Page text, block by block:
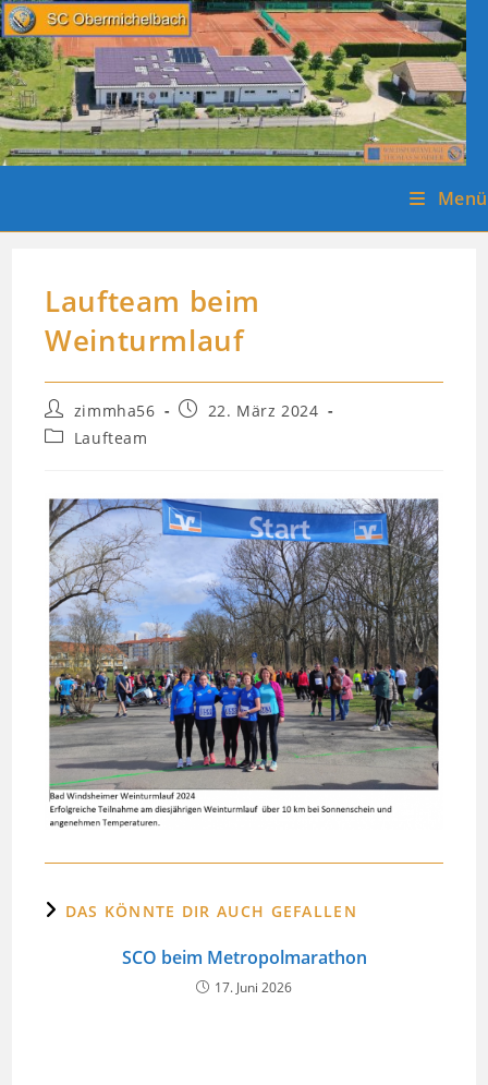
Zum
Inhalt
springen
Menü
Laufteam beim
Weinturmlauf
Beitrags-
Autor:
zimmha56
Beitrag22. März 2024
Beitrags-
Laufteam
DAS KÖNNTE DIR AUCH GEFALLEN
SCO beim Metropolmarathon
17. Juni 2026